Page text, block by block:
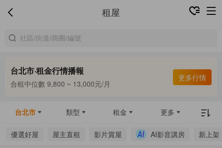
租屋
台北市·租金行情播報
合租中位數 9,800 ~ 13,000元/月
整租中位數 16,000 ~ 69,800元/月
更多行情
台北市 類型 租金 更多
優選好屋 屋主直租 影片賞屋 AI影音講房 新上架